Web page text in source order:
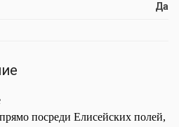
Да
посреди Елисейских полей,